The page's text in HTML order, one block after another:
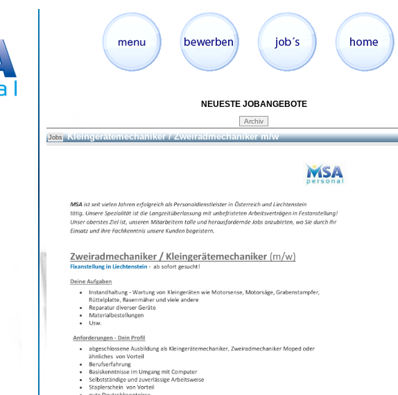
NEUESTE JOBANGEBOTE
Jobs Kleingerätemechaniker / Zweiradmechaniker m/w